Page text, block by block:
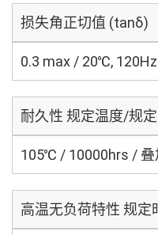
损失角正切值 (tanδ)
0.3 max / 20℃, 120Hz
耐久性 规定温度/规
105℃ / 10000hrs / 叠
高温无负荷特性 规定